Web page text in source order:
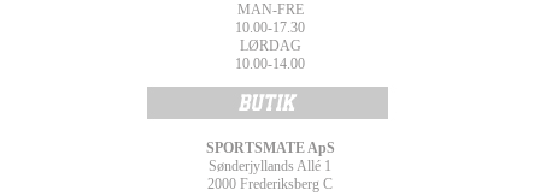
MAN-FRE
10.00-17.30
LØRDAG
10.00-14.00
SPORTSMATE ApS
Sønderjyllands Allé 1
2000 Frederiksberg C